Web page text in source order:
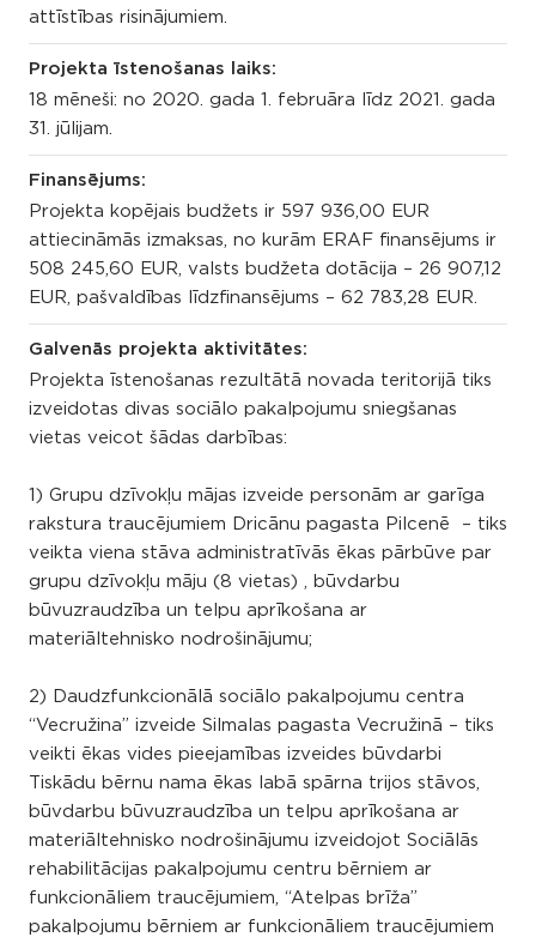
attīstības risinājumiem.
Projekta īstenošanas laiks:
18 mēneši: no 2020. gada 1. februāra līdz 2021. gada
31. jūlijam.
Finansējums:
Projekta kopējais budžets ir 597 936,00 EUR
attiecināmās izmaksas, no kurām ERAF finansējums ir
508 245,60 EUR, valsts budžeta dotācija – 26 907,12
EUR, pašvaldības līdzfinansējums – 62 783,28 EUR.
Galvenās projekta aktivitātes:
Projekta īstenošanas rezultātā novada teritorijā tiks
izveidotas divas sociālo pakalpojumu sniegšanas
vietas veicot šādas darbības:
1) Grupu dzīvokļu mājas izveide personām ar garīga
rakstura traucējumiem Dricānu pagasta Pilcenē – tiks
veikta viena stāva administratīvās ēkas pārbūve par
grupu dzīvokļu māju (8 vietas) , būvdarbu
būvuzraudzība un telpu aprīkošana ar
materiāltehnisko nodrošinājumu;
2) Daudzfunkcionālā sociālo pakalpojumu centra
“Vecružina” izveide Silmalas pagasta Vecružinā – tiks
veikti ēkas vides pieejamības izveides būvdarbi
Tiskādu bērnu nama ēkas labā spārna trijos stāvos,
būvdarbu būvuzraudzība un telpu aprīkošana ar
materiāltehnisko nodrošinājumu izveidojot Sociālās
rehabilitācijas pakalpojumu centru bērniem ar
funkcionāliem traucējumiem, “Atelpas brīža”
pakalpojumu bērniem ar funkcionāliem traucējumiem